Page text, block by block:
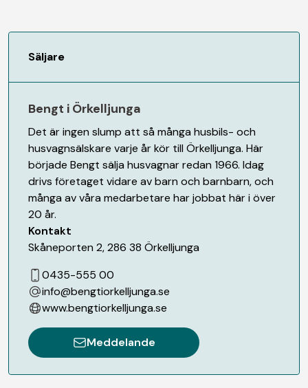
Säljare
Bengt i Örkelljunga
Det är ingen slump att så många husbils- och
husvagnsälskare varje år kör till Örkelljunga. Här
började Bengt sälja husvagnar redan 1966. Idag
drivs företaget vidare av barn och barnbarn, och
många av våra medarbetare har jobbat här i över
20 år.
Kontakt
Skåneporten 2,286 38 Örkelljunga
0435-555 00
info@bengtiorkelljunga.se
www.bengtiorkelljunga.se
Meddelande